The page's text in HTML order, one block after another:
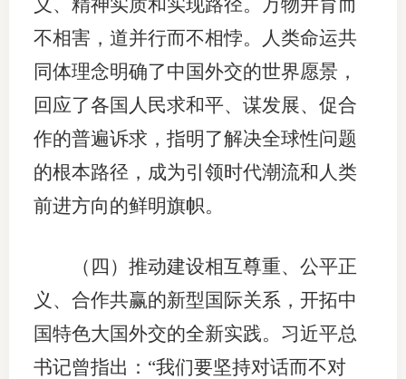
义、精神实质和实现路径。万物并育而
不相害，道并行而不相悖。人类命运共
同体理念明确了中国外交的世界愿景，
回应了各国人民求和平、谋发展、促合
作的普遍诉求，指明了解决全球性问题
的根本路径，成为引领时代潮流和人类
前进方向的鲜明旗帜。
（四）推动建设相互尊重、公平正
义、合作共赢的新型国际关系，开拓中
国特色大国外交的全新实践。习近平总
书记曾指出：“我们要坚持对话而不对